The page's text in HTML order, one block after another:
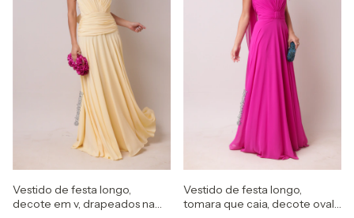
Vestido de festa longo,
decote em v, drapeados na
Vestido de festa longo,
tomara que caia, decote oval,